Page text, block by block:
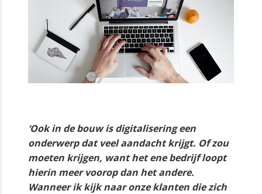
‘Ook in de bouw is digitalisering een
onderwerp dat veel aandacht krijgt. Of zou
moeten krijgen, want het ene bedrijf loopt
hierin meer voorop dan het andere.
Wanneer ik kijk naar onze klanten die zich